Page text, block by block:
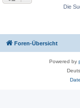
Die
Foren-Übersicht
Powered by